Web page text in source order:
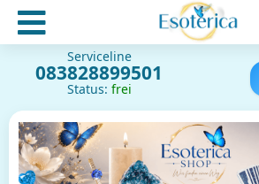
Serviceline
083828899501
Status: frei